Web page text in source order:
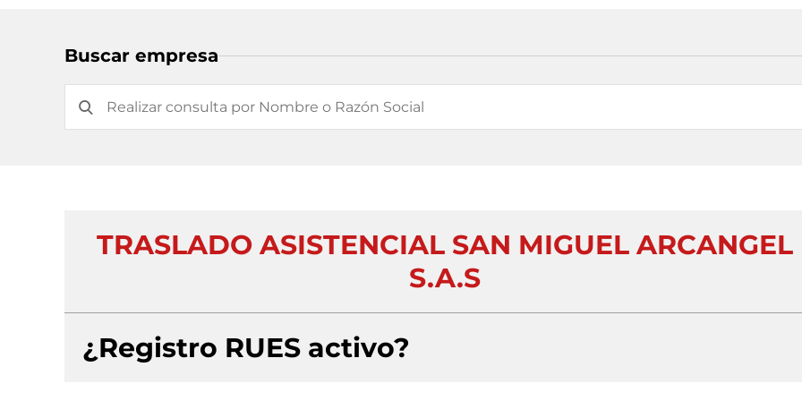
Buscar empresa
TRASLADO ASISTENCIAL SAN MIGUEL ARCANGEL
S.A.S
¿Registro RUES activo?